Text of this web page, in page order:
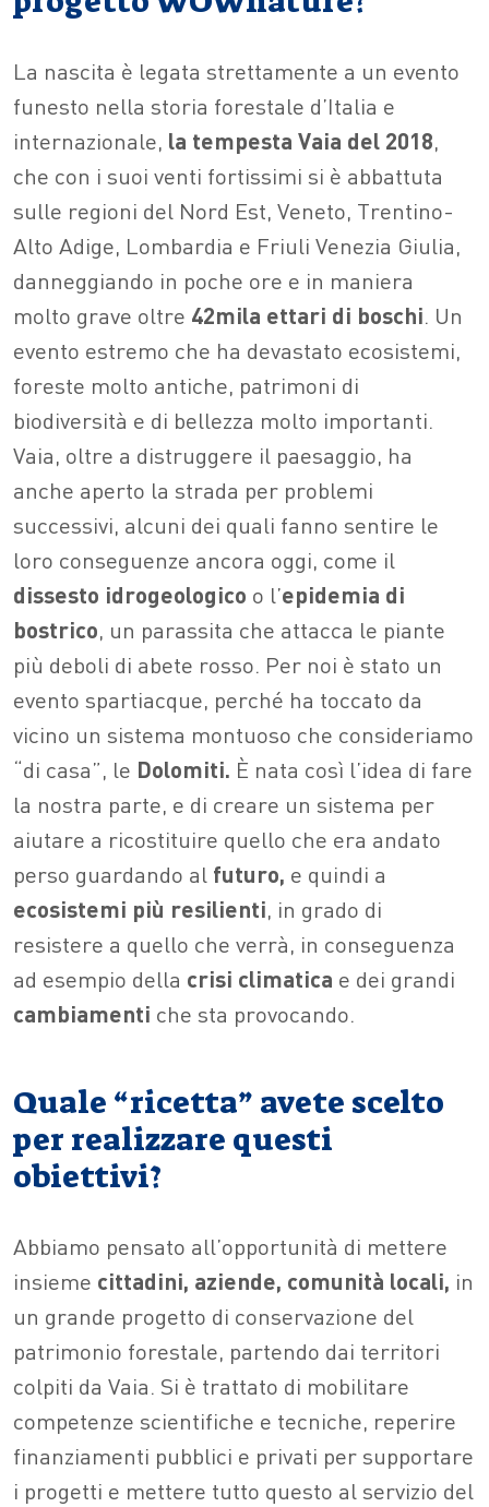
La nascita è legata strettamente a un evento
funesto nella storia forestale d’Italia e
internazionale, la tempesta Vaia del 2018,
che con i suoi venti fortissimi si è abbattuta
sulle regioni del Nord Est, Veneto, Trentino-
Alto Adige, Lombardia e Friuli Venezia Giulia,
danneggiando in poche ore e in maniera
molto grave oltre 42mila ettari di boschi. Un
evento estremo che ha devastato ecosistemi,
foreste molto antiche, patrimoni di
biodiversità e di bellezza molto importanti.
Vaia, oltre a distruggere il paesaggio, ha
anche aperto la strada per problemi
successivi, alcuni dei quali fanno sentire le
loro conseguenze ancora oggi, come il
dissesto idrogeologico o l’epidemia di
bostrico, un parassita che attacca le piante
più deboli di abete rosso. Per noi è stato un
evento spartiacque, perché ha toccato da
vicino un sistema montuoso che consideriamo
“di casa”, le Dolomiti. È nata così l’idea di fare
la nostra parte, e di creare un sistema per
aiutare a ricostituire quello che era andato
perso guardando al futuro, e quindi a
ecosistemi più resilienti, in grado di
resistere a quello che verrà, in conseguenza
ad esempio della crisi climatica e dei grandi
cambiamenti che sta provocando.
Quale “ricetta” avete scelto
per realizzare questi
obiettivi?
Abbiamo pensato all’opportunità di mettere
insieme cittadini, aziende, comunità locali, in
un grande progetto di conservazione del
patrimonio forestale, partendo dai territori
colpiti da Vaia. Si è trattato di mobilitare
competenze scientifiche e tecniche, reperire
finanziamenti pubblici e privati per supportare
i progetti e mettere tutto questo al servizio del